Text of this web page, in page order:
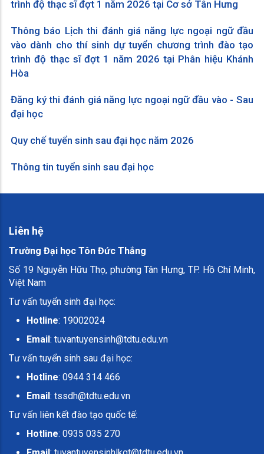
trình độ thạc sĩ đợt 1 năm 2026 tại Cơ sở Tân Hưng
Thông báo Lịch thi đánh giá năng lực ngoại ngữ đầu
vào dành cho thí sinh dự tuyển chương trình đào tạo
trình độ thạc sĩ đợt 1 năm 2026 tại Phân hiệu Khánh
Hòa
Đăng ký thi đánh giá năng lực ngoại ngữ đầu vào - Sau
đại học
Quy chế tuyển sinh sau đại học năm 2026
Thông tin tuyển sinh sau đại học
Liên hệ
Trường Đại học Tôn Đức Thắng
Số 19 Nguyễn Hữu Thọ, phường Tân Hưng, TP. Hồ Chí Minh,
Việt Nam
Tư vấn tuyển sinh đại học:
Hotline: 19002024
Email: tuvantuyensinh@tdtu.edu.vn
Tư vấn tuyển sinh sau đại học:
Hotline: 0944 314 466
Email: tssdh@tdtu.edu.vn
Tư vấn liên kết đào tạo quốc tế:
Hotline: 0935 035 270